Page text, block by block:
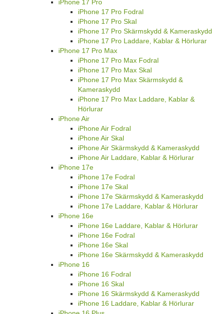
iPhone 17 Pro
iPhone 17 Pro Fodral
iPhone 17 Pro Skal
iPhone 17 Pro Skärmskydd & Kameraskydd
iPhone 17 Pro Laddare, Kablar & Hörlurar
iPhone 17 Pro Max
iPhone 17 Pro Max Fodral
iPhone 17 Pro Max Skal
iPhone 17 Pro Max Skärmskydd &
Kameraskydd
iPhone 17 Pro Max Laddare, Kablar &
Hörlurar
iPhone Air
iPhone Air Fodral
iPhone Air Skal
iPhone Air Skärmskydd & Kameraskydd
iPhone Air Laddare, Kablar & Hörlurar
iPhone 17e
iPhone 17e Fodral
iPhone 17e Skal
iPhone 17e Skärmskydd & Kameraskydd
iPhone 17e Laddare, Kablar & Hörlurar
iPhone 16e
iPhone 16e Laddare, Kablar & Hörlurar
iPhone 16e Fodral
iPhone 16e Skal
iPhone 16e Skärmskydd & Kameraskydd
iPhone 16
iPhone 16 Fodral
iPhone 16 Skal
iPhone 16 Skärmskydd & Kameraskydd
iPhone 16 Laddare, Kablar & Hörlurar